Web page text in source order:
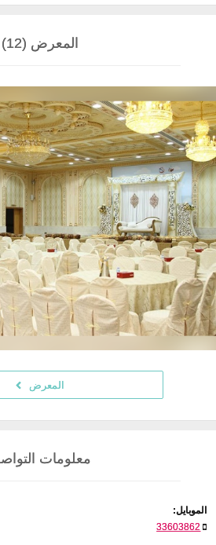
المعرض (12)
المعرض
معلومات
الموبايل:
33603862